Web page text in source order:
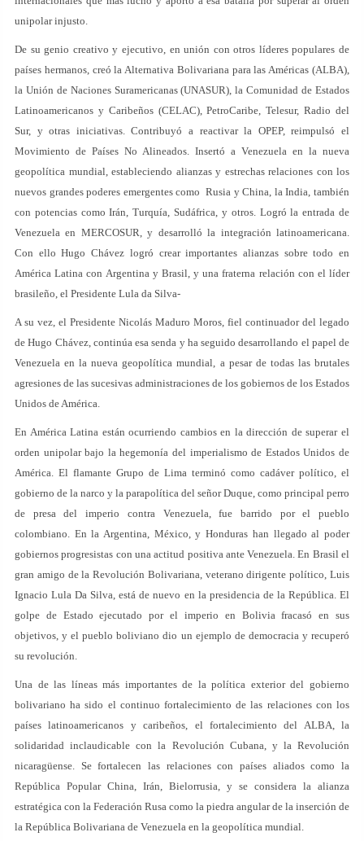
unipolar injusto.
De su genio creativo y ejecutivo, en unión con otros líderes populares de
países hermanos, creó la Alternativa Bolivariana para las Américas (ALBA),
la Unión de Naciones Suramericanas (UNASUR), la Comunidad de Estados
Latinoamericanos y Caribeños (CELAC), PetroCaribe, Telesur, Radio del
Sur, y otras iniciativas. Contribuyó a reactivar la OPEP, reimpulsó el
Movimiento de Países No Alineados. Insertó a Venezuela en la nueva
geopolítica mundial, estableciendo alianzas y estrechas relaciones con los
nuevos grandes poderes emergentes como Rusia y China, la India, también
con potencias como Irán, Turquía, Sudáfrica, y otros. Logró la entrada de
Venezuela en MERCOSUR, y desarrolló la integración latinoamericana.
Con ello Hugo Chávez logró crear importantes alianzas sobre todo en
América Latina con Argentina y Brasil, y una fraterna relación con el líder
brasileño, el Presidente Lula da Silva-
A su vez, el Presidente Nicolás Maduro Moros, fiel continuador del legado
de Hugo Chávez, continúa esa senda y ha seguido desarrollando el papel de
Venezuela en la nueva geopolítica mundial, a pesar de todas las brutales
agresiones de las sucesivas administraciones de los gobiernos de los Estados
Unidos de América.
En América Latina están ocurriendo cambios en la dirección de superar el
orden unipolar bajo la hegemonía del imperialismo de Estados Unidos de
América. El flamante Grupo de Lima terminó como cadáver político, el
gobierno de la narco y la parapolítica del señor Duque, como principal perro
de presa del imperio contra Venezuela, fue barrido por el pueblo
colombiano. En la Argentina, México, y Honduras han llegado al poder
gobiernos progresistas con una actitud positiva ante Venezuela. En Brasil el
gran amigo de la Revolución Bolivariana, veterano dirigente político, Luis
Ignacio Lula Da Silva, está de nuevo en la presidencia de la República. El
golpe de Estado ejecutado por el imperio en Bolivia fracasó en sus
objetivos, y el pueblo boliviano dio un ejemplo de democracia y recuperó
su revolución.
Una de las líneas más importantes de la política exterior del gobierno
bolivariano ha sido el continuo fortalecimiento de las relaciones con los
países latinoamericanos y caribeños, el fortalecimiento del ALBA, la
solidaridad inclaudicable con la Revolución Cubana, y la Revolución
nicaragüense. Se fortalecen las relaciones con países aliados como la
República Popular China, Irán, Bielorrusia, y se considera la alianza
estratégica con la Federación Rusa como la piedra angular de la inserción de
la República Bolivariana de Venezuela en la geopolítica mundial.